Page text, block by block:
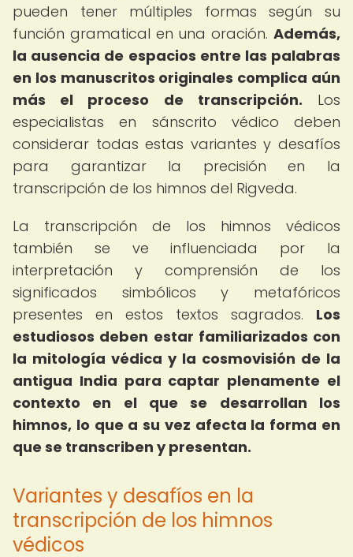
pueden tener múltiples formas según su
función gramatical en una oración. Además,
la ausencia de espacios entre las palabras
en los manuscritos originales complica aún
más el proceso de transcripción. Los
especialistas en sánscrito védico deben
considerar todas estas variantes y desafíos
para garantizar la precisión en la
transcripción de los himnos del Rigveda.
La transcripción de los himnos védicos
también se ve influenciada por la
interpretación y comprensión de los
significados simbólicos y metafóricos
presentes en estos textos sagrados. Los
estudiosos deben estar familiarizados con
la mitología védica y la cosmovisión de la
antigua India para captar plenamente el
contexto en el que se desarrollan los
himnos, lo que a su vez afecta la forma en
que se transcriben y presentan.
Variantes y desafíos en la
transcripción de los himnos
védicos